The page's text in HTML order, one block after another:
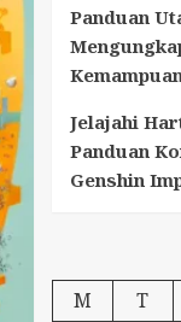
Panduan
Jelajahi
Panduan
Genshin
M
T